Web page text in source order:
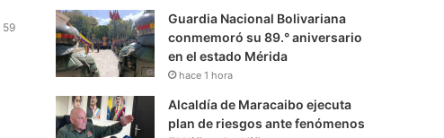
59
Guardia Nacional Bolivariana
conmemoró su 89.° aniversario
en el estado Mérida
hace 1 hora
Alcaldía de Maracaibo ejecuta
plan de riesgos ante fenómenos